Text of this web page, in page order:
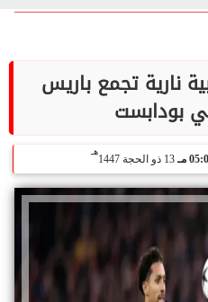
نارية تجمع باريس
بودابست
مـ 13 ذو الحجة 1447
هـ